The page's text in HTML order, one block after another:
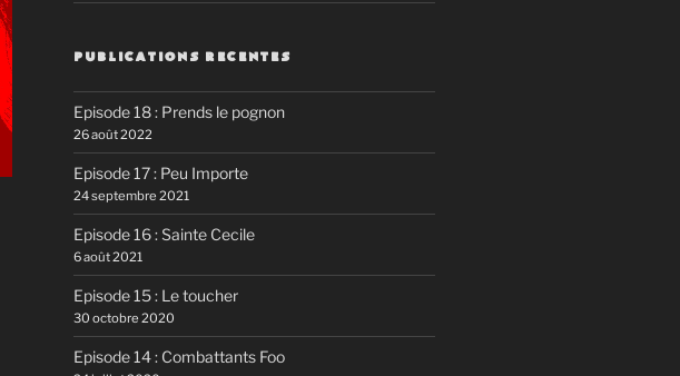
PUBLICATIONS RECENTES
Episode 18 : Prends le pognon
26 août 2022
Episode 17 : Peu Importe
24 septembre 2021
Episode 16 : Sainte Cecile
6 août 2021
Episode 15 : Le toucher
30 octobre 2020
Episode 14 : Combattants Foo